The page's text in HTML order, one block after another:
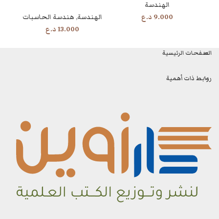
الهندسة
9.000 د.ع الهندسة, هندسة الحاسبات
13.000د.ع
الصفحات الرئيسية
روابط ذات أهمية